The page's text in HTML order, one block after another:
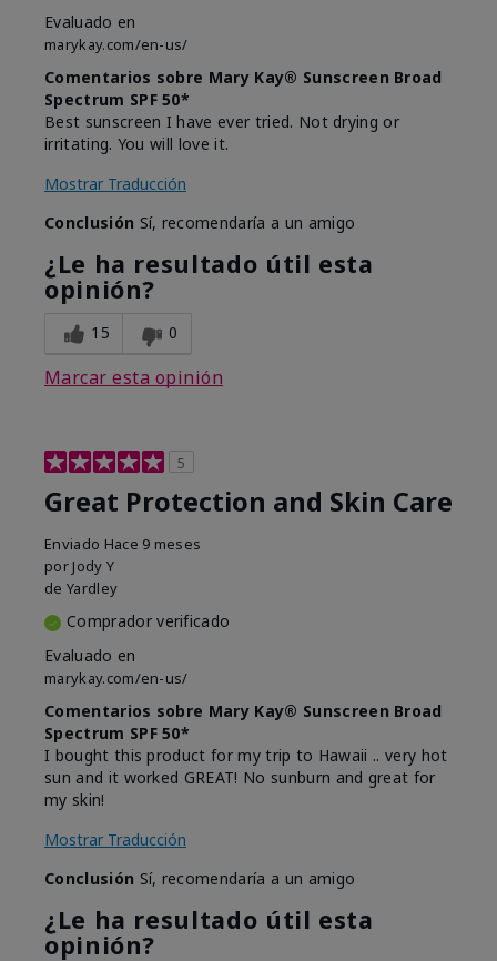
Evaluado en
marykay.com/en-us/
Comentarios sobre Mary Kay® Sunscreen Broad
Spectrum SPF 50*
Best sunscreen I have ever tried. Not drying or
irritating. You will love it.
Mostrar Traducción
Conclusión Sí, recomendaría a un amigo
¿Le ha resultado útil esta
opinión?
15 0
Marcar esta opinión
5
Great Protection and Skin Care
Enviado Hace 9 meses
por Jody Y
de Yardley
Comprador verificado
Evaluado en
marykay.com/en-us/
Comentarios sobre Mary Kay® Sunscreen Broad
Spectrum SPF 50*
I bought this product for my trip to Hawaii .. very hot
sun and it worked GREAT! No sunburn and great for
my skin!
Mostrar Traducción
Conclusión Sí, recomendaría a un amigo
¿Le ha resultado útil esta
opinión?